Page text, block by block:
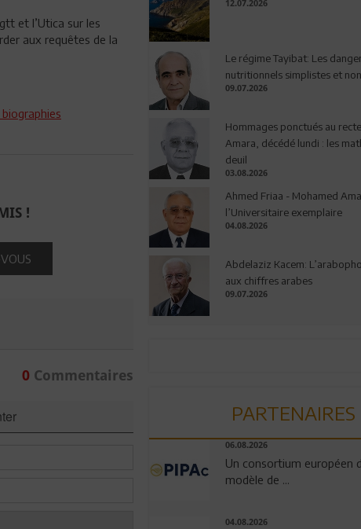
et l’Utica sur les
aux requêtes de la
!
0Commentaires
12.07.2026
Le régime Tayibat: Les
nutritionnels simplistes et
09.07.2026
Hommages ponctués au
Amara, décédé lundi : les
deuil
03.08.2026
Ahmed Friaa - Mohamed
l’Universitaire exemplaire
04.08.2026
Abdelaziz Kacem:
aux chiffres arabes
09.07.2026
PARTENAIRES
06.08.2026
Un consortium européen
modèle de ...
04.08.2026